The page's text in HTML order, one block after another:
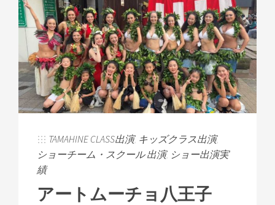
TAMAHINE CLASS出演, キッズクラス出演,
ショーチーム・スクール 出演, ショー出演実
績
アートムーチョ八王子